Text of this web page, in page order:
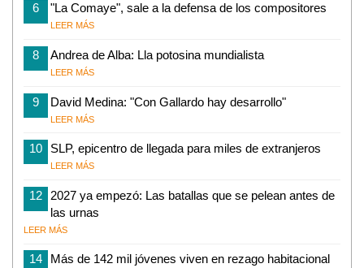
6 "La Comaye", sale a la defensa de los compositores
LEER MÁS
8 Andrea de Alba: Lla potosina mundialista
LEER MÁS
9 David Medina: "Con Gallardo hay desarrollo"
LEER MÁS
10 SLP, epicentro de llegada para miles de extranjeros
LEER MÁS
12
2027 ya empezó: Las batallas que se pelean antes de
las urnas
LEER MÁS
14 Más de 142 mil jóvenes viven en rezago habitacional